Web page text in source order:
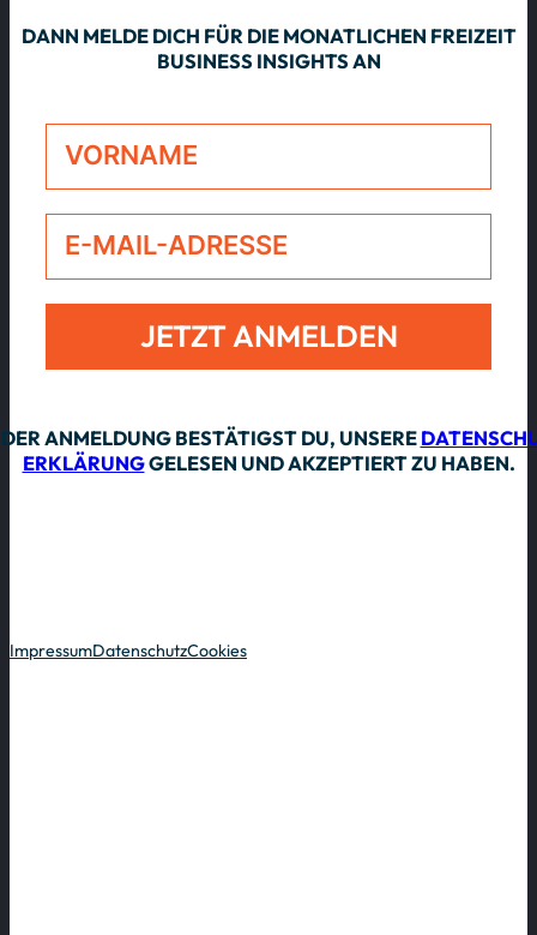
DANN MELDE DICH FÜR DIE MONATLICHEN FREIZEIT
BUSINESS INSIGHTS AN
JETZT ANMELDEN
ANMELDUNG BESTÄTIGST DU, UNSERE
ERKLÄRUNGGELESEN UND AKZEPTIERT ZU HABEN.
ImpressumDatenschutzCookies